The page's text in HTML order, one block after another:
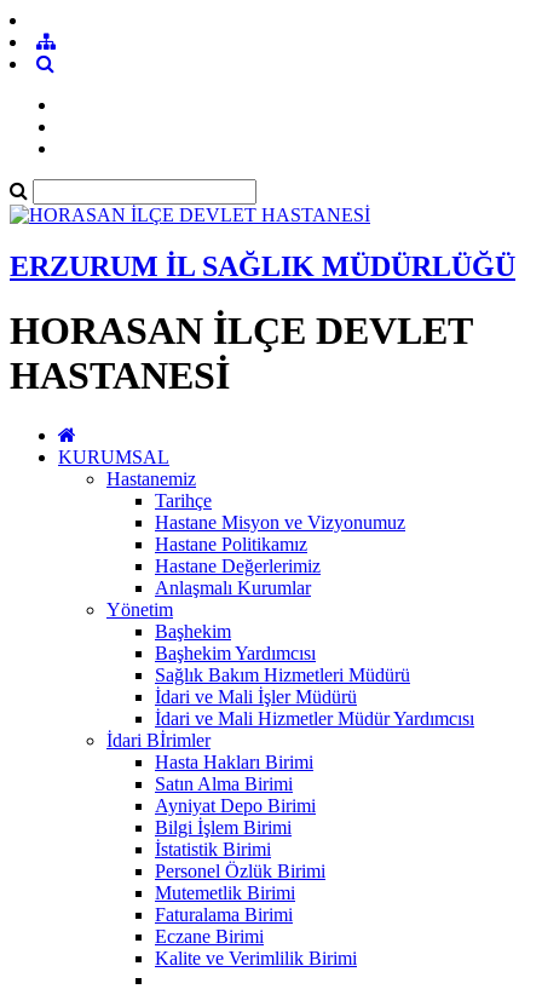
ERZURUM İL SAĞLIK MÜDÜRLÜĞÜ
HORASAN İLÇE DEVLET
HASTANESİ
KURUMSAL
Hastanemiz
Tarihçe
Hastane Misyon ve Vizyonumuz
Hastane Politikamız
Hastane Değerlerimiz
Anlaşmalı Kurumlar
Yönetim
Başhekim
Başhekim Yardımcısı
Sağlık Bakım Hizmetleri Müdürü
İdari ve Mali İşler Müdürü
İdari ve Mali Hizmetler Müdür Yardımcısı
İdari Bİrimler
Hasta Hakları Birimi
Satın Alma Birimi
Ayniyat Depo Birimi
Bilgi İşlem Birimi
İstatistik Birimi
Personel Özlük Birimi
Mutemetlik Birimi
Faturalama Birimi
Eczane Birimi
Kalite ve Verimlilik Birimi